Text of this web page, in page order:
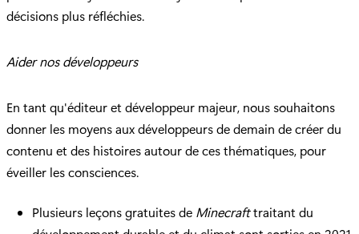
décisions plus réfléchies.
Aider nos développeurs
En tant qu'éditeur et développeur majeur, nous souhaitons
donner les moyens aux développeurs de demain de créer du
contenu et des histoires autour de ces thématiques, pour
éveiller les consciences.
Plusieurs leçons gratuites de Minecrafttraitant du